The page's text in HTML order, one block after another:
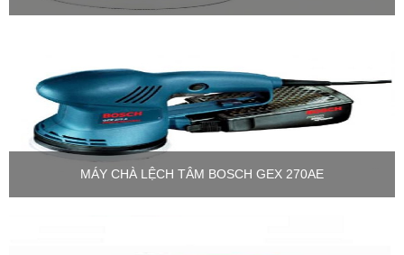
MÁY CHÀ LỆCH TÂM BOSCH GEX 270AE